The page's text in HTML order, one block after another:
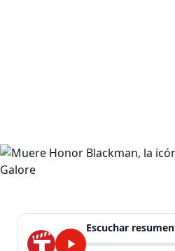
Escuchar resumen